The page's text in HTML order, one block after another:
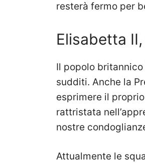
resterà fermo per
Elisabetta
Il popolo
sudditi. Anche la
esprimere il
rattristata
nostre
Attualmente le